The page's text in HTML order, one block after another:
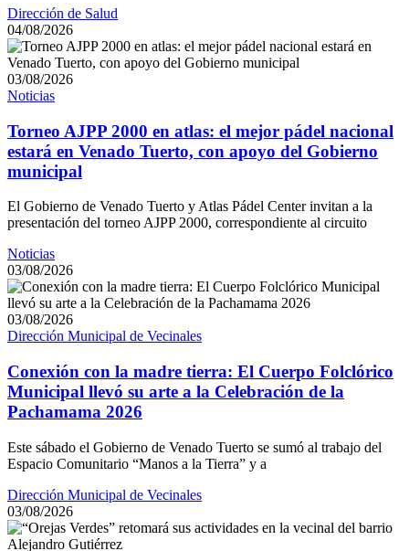
Dirección de Salud
04/08/2026
03/08/2026
Noticias
Torneo AJPP 2000 en atlas: el mejor pádel nacional
estará en Venado Tuerto, con apoyo del Gobierno
municipal
El Gobierno de Venado Tuerto y Atlas Pádel Center invitan a la
presentación del torneo AJPP 2000, correspondiente al circuito
Noticias
03/08/2026
03/08/2026
Dirección Municipal de Vecinales
Conexión con la madre tierra: El Cuerpo Folclórico
Municipal llevó su arte a la Celebración de la
Pachamama 2026
Este sábado el Gobierno de Venado Tuerto se sumó al trabajo del
Espacio Comunitario “Manos a la Tierra” y a
Dirección Municipal de Vecinales
03/08/2026